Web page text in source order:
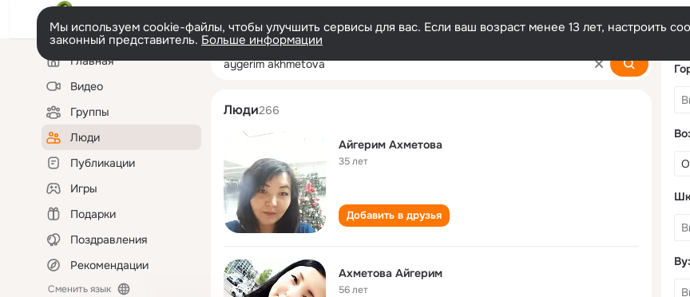
Мы используем cookie-файлы, чтобы улучшить сервисы для вас. Если ваш возраст менее 13 лет, настроить
законный представитель. Больше информации
Левая
колонкаГлавная
Видео
Группы
Люди
Публикации
Игры
Подарки
Поздравления
Рекомендации
Сменить язык
aygerim akhmetova
Люди266
Айгерим Ахметова
35 лет
Добавить в друзья
Ахметова Айгерим
56 лет